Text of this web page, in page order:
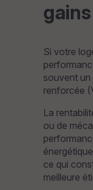
Si votre
souvent un
renforcée
La
ou de
ce qui
meilleure